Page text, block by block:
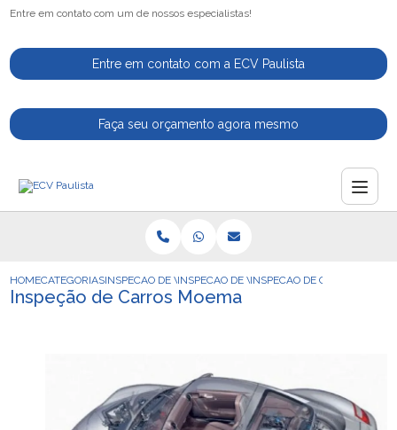
Entre em contato com um de nossos especialistas!
Entre em contato com a ECV Paulista
Faça seu orçamento agora mesmo
HOMECATEGORIASINSPECAO DE VEICULOSINSPECAO DE VEICULOINSPECAO DE CARROS
Inspeção de Carros Moema